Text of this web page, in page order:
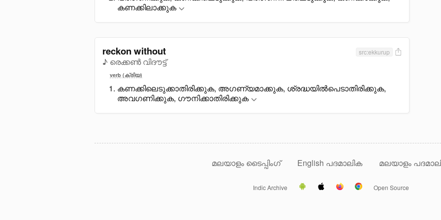
കണക്കിലാക്കുക
reckon without
♪ രെക്കൺ വിദൗട്ട്
src:ekkurup
verb (ക്രിയ)
കണക്കിലെടുക്കാതിരിക്കുക, അഗണ്യമാക്കുക, ശ്രദ്ധയിൽപെടാതിരിക്കുക,
അവഗണിക്കുക, ഗൗനിക്കാതിരിക്കുക
മലയാളം ടൈപ്പിംഗ് English പദമാലിക മലയാളം
Indic Archive Open Source